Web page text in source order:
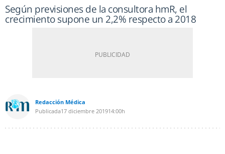
Según previsiones de la consultora hmR, el
crecimiento supone un 2,2% respecto a 2018
Redacción Médica
Publicada17 diciembre 201914:00h